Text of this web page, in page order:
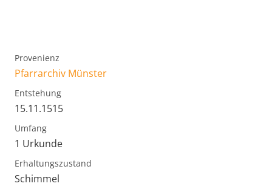
Provenienz
Pfarrarchiv Münster
Entstehung
15.11.1515
Umfang
1 Urkunde
Erhaltungszustand
Schimmel